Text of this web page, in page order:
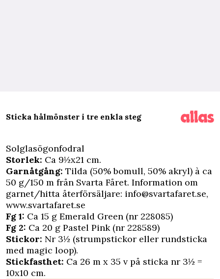
Sticka hålmönster i tre enkla steg
Solglasögonfodral
Storlek: Ca 9½x21 cm.
Garnåtgång: Tilda (50% bomull, 50% akryl) à ca
50 g/150 m från Svarta Fåret. Information om
garnet/hitta återförsäljare: info@svartafaret.se,
www.svartafaret.se
Fg 1: Ca 15 g Emerald Green (nr 228085)
Fg 2: Ca 20 g Pastel Pink (nr 228589)
Stickor: Nr 3½ (strumpstickor eller rundsticka
med magic loop).
Stickfasthet: Ca 26 m x 35 v på sticka nr 3½ =
10x10 cm.